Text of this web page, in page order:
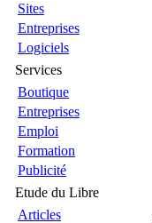
Sites
Entreprises
Logiciels
Services
Boutique
Entreprises
Emploi
Formation
Publicité
Etude du Libre
Articles